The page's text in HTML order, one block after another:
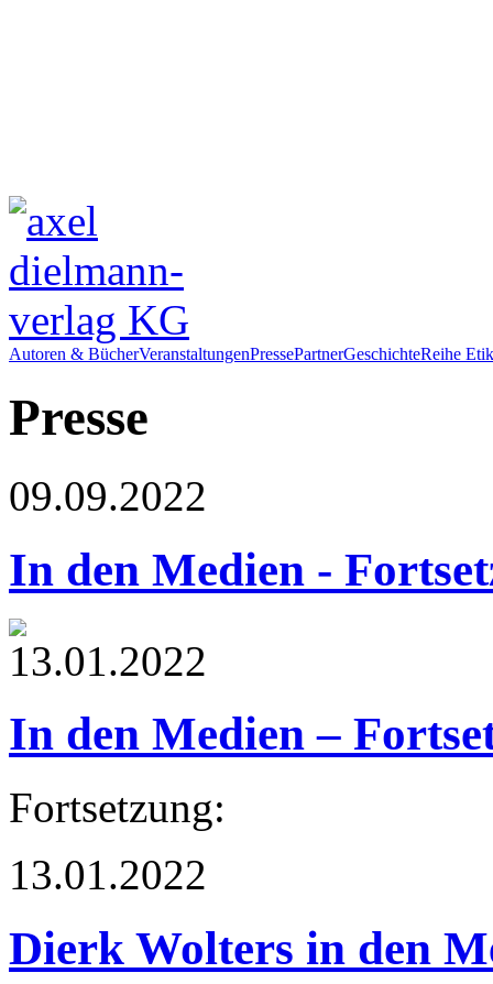
Autoren & BücherVeranstaltungenPressePartnerGeschichteReihe
Presse
09.09.2022
In den Medien -
13.01.2022
In den Medien –
Fortsetzung:
13.01.2022
Dierk Wolters in den